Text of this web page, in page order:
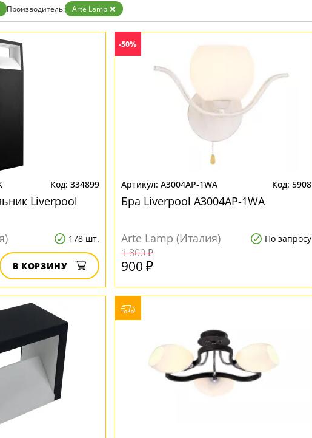
Бронза
Золото
Прозрачные
Производитель: Arte Lamp
334899
Liverpool
178 шт.
В КОРЗИНУ
-50%
A3004AP-1WA 5908
Бра Liverpool A3004AP-1WA
Arte Lamp (Италия) По запросу
1 800 ₽
900 ₽